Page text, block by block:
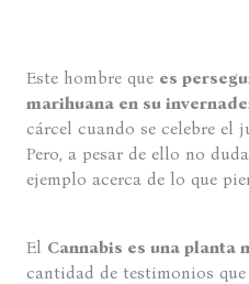
Este hombre que es
marihuana en su
cárcel cuando se celebre el
Pero, a pesar de ello no
ejemplo acerca de lo que
El Cannabis es una planta
cantidad de testimonios